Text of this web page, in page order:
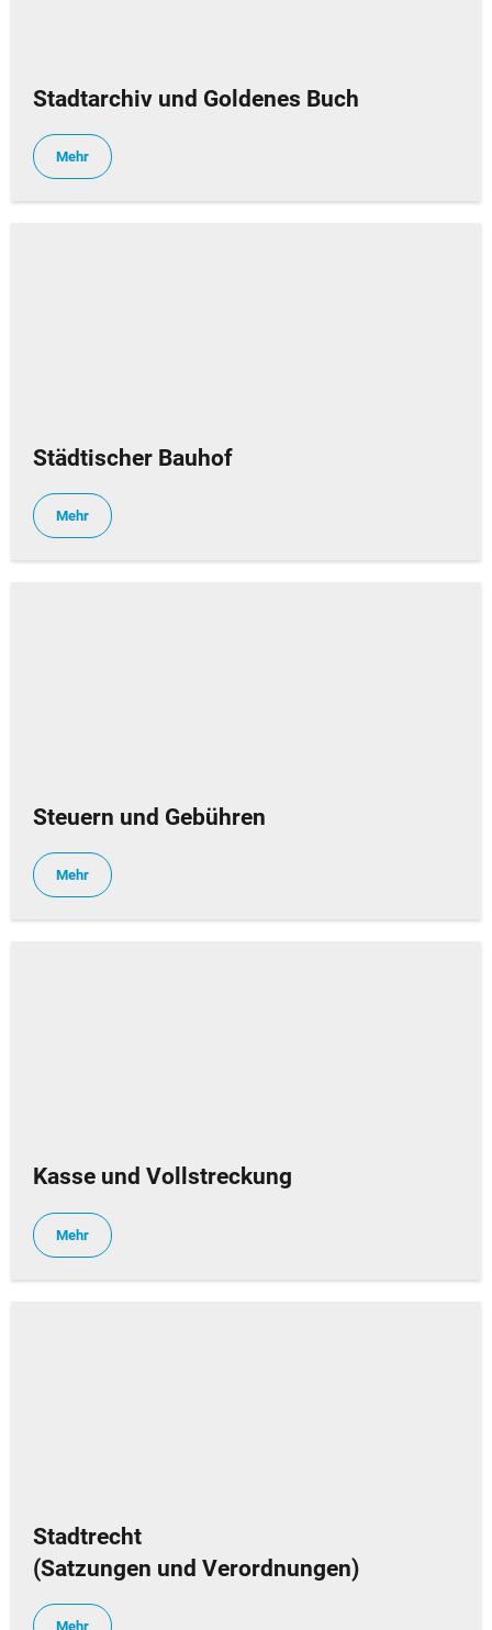
Stadtarchiv und Goldenes Buch
Mehr
Städtischer Bauhof
Mehr
Steuern und Gebühren
Mehr
Kasse und Vollstreckung
Mehr
Stadtrecht
(Satzungen und Verordnungen)
Mehr